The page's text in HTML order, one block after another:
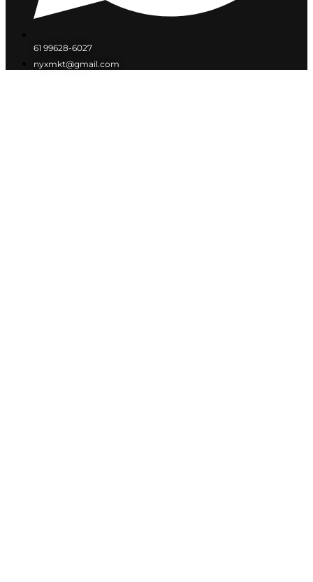
61 99628-6027
nyxmkt@gmail.com